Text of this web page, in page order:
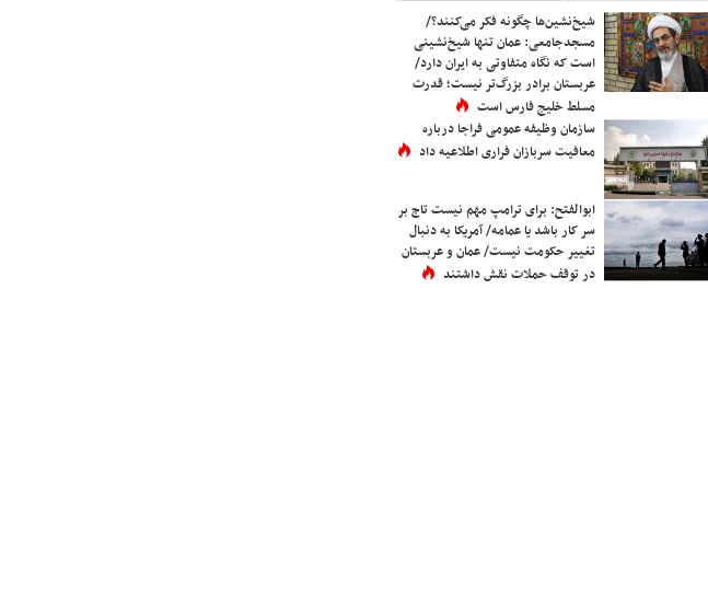
شیخ‌نشین‌ها چگونه فکر می‌کنند؟/
مسجدجامعی: عمان تنها شیخ‌نشینی
است که نگاه متفاوتی به ایران دارد/
عربستان برادر بزرگ‌تر نیست؛ قدرت
مسلط خلیج فارس است
سازمان وظیفه عمومی فراجا درباره
معافیت سربازان فراری اطلاعیه داد
ابوالفتح: برای ترامپ مهم نیست تاج بر
سر کار باشد یا عمامه/ آمریکا به دنبال
تغییر حکومت نیست/ عمان و عربستان
در توقف حملات نقش داشتند